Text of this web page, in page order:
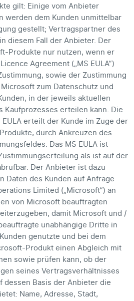
gilt: Einige vom Anbieter
werden dem Kunden unmittelbar
gestellt; Vertragspartner des
diesem Fall der Anbieter. Der
Produkte nur nutzen, wenn er
Agreement („MS EULA“)
sowie der Zustimmung
zum Datenschutz und
in der jeweils aktuellen
Kaufprozesses erteilen kann. Die
erteilt der Kunde im Zuge der
durch Ankreuzen des
Das MS EULA ist
als ist auf der
Der Anbieter ist dazu
Daten des Kunden auf Anfrage
Limited („Microsoft“) an
von Microsoft beauftragten
damit Microsoft und /
unabhängige Dritte in
genutzte und bei dem
Produkt einen Abgleich mit
sowie prüfen kann, ob der
seines Vertragsverhältnisses
dessen Basis der Anbieter die
Name, Adresse, Stadt,